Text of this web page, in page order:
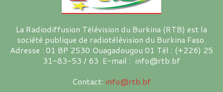
La Radiodiffusion Télévision du Burkina (RTB) est la
société publique de radiotélévision du Burkina Faso.
Adresse : 01 BP 2530 Ouagadougou 01 Tél : (+226) 25
31-83-53 / 63 E-mail : info@rtb.bf
Contact: info@rtb.bf